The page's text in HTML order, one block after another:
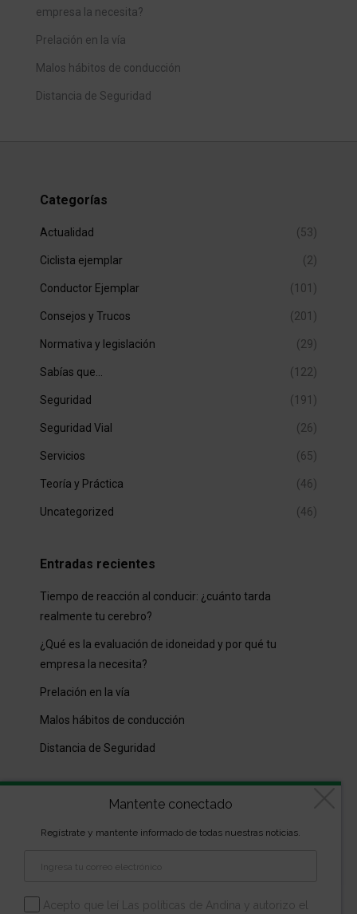
empresa la necesita?
Prelación en la vía
Malos hábitos de conducción
Distancia de Seguridad
Categorías
Actualidad (53)
Ciclista ejemplar (2)
Conductor Ejemplar (101)
Consejos y Trucos (201)
Normativa y legislación (29)
Sabías que… (122)
Seguridad (191)
Seguridad Vial (26)
Servicios (65)
Teoría y Práctica (46)
Uncategorized (46)
Entradas recientes
Tiempo de reacción al conducir: ¿cuánto tarda
realmente tu cerebro?
¿Qué es la evaluación de idoneidad y por qué tu
empresa la necesita?
Prelación en la vía
Malos hábitos de conducción
Distancia de Seguridad
Archivos
Diseñado por kVmarketing| Copyright Las marcas son
Mantente conectado
Regístrate y mantente informado de todas nuestras noticias.
Acepto que leí Las políticas de Andina y autorizo el